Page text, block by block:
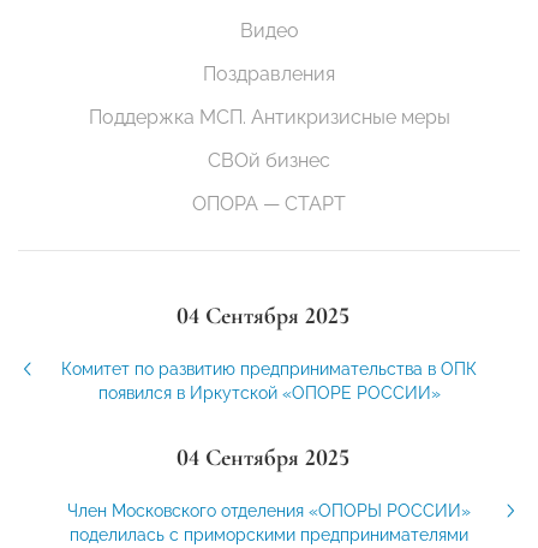
Видео
Поздравления
Поддержка МСП. Антикризисные меры
СВОй бизнес
ОПОРА — СТАРТ
04 Сентября 2025
Комитет по развитию предпринимательства в ОПК
появился в Иркутской «ОПОРЕ РОССИИ»
04 Сентября 2025
Член Московского отделения «ОПОРЫ РОССИИ»
поделилась с приморскими предпринимателями